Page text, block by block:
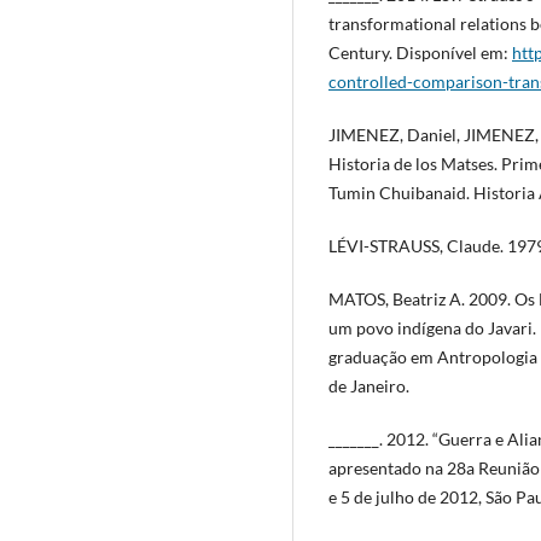
transformational relations
Century. Disponível em:
controlled-comparison-
JIMENEZ, Daniel,
Historia de los Matses.
Tumin Chuibanaid. Historia
LÉVI-STRAUSS, Claude.
MATOS, Beatriz A. 2009.
um povo indígena do
graduação em Antropologia
de Janeiro.
_______. 2012. “Guerra e
apresentado na 28a
e 5 de julho de 2012, São